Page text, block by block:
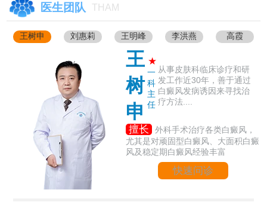
医生团队 THAM
王树申 刘惠莉 王明峰 李洪燕 高霞
王
树
申
★
一
科
主
任
从事皮肤科临床诊疗和研
发工作近30年，善于通过
白癜风发病诱因来寻找治
疗方法....
擅长
外科手术治疗各类白癜风，
尤其是对顽固型白癜风、大面积白癜
风及稳定期白癜风经验丰富
快速问诊